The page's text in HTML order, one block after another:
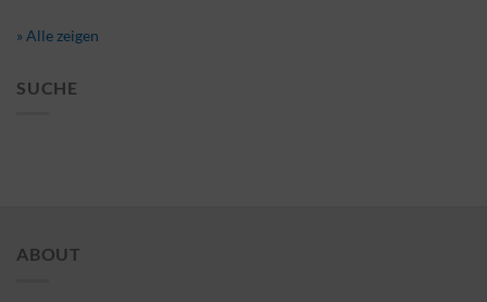
» Alle zeigen
SUCHE
ABOUT